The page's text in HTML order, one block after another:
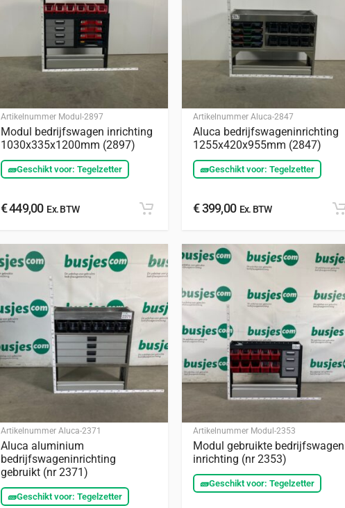
Artikelnummer Modul-2897
Modul bedrijfswagen inrichting
1030x335x1200mm (2897)
🧱Geschikt voor: Tegelzetter
€449,00Ex. BTW
Artikelnummer Aluca-2847
Aluca bedrijfswageninrichting
1255x420x955mm (2847)
🧱Geschikt voor: Tegelzetter
€399,00Ex. BTW
Artikelnummer Aluca-2371
Aluca aluminium
bedrijfswageninrichting
gebruikt (nr 2371)
🧱Geschikt voor: Tegelzetter
Artikelnummer Modul-2353
Modul gebruikte bedrijfswagen
inrichting (nr 2353)
🧱Geschikt voor: Tegelzetter